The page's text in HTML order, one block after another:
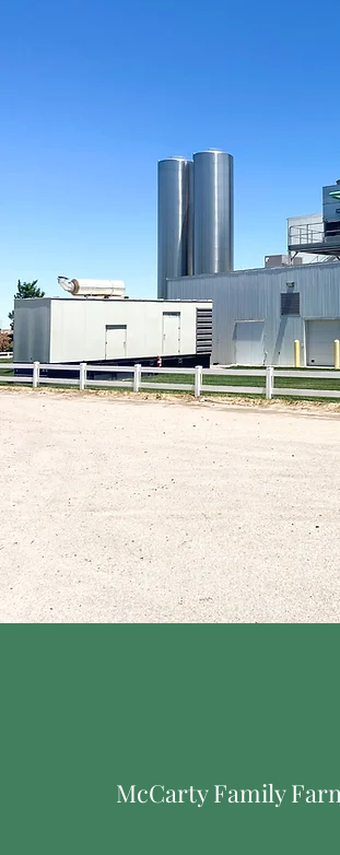
McCarty Family